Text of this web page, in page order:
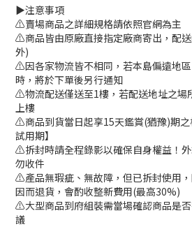
▶️注意事項
⚠️賣場商品之詳細規格請依照官網為主
⚠️商品皆由原廠直接指定廠商寄出，配
外)
⚠️因各家物流皆不相同，若本島偏遠地
時，將於下單後另行通知
⚠️物流配送僅送至1樓，若配送地址之場
上樓
⚠️商品到貨當日起享15天鑑賞(猶豫)期
試用期】
⚠️拆封時請全程錄影以確保自身權益！
勿收件
⚠️產品無瑕疵、無故障，但已拆封使用
因而退貨，會酌收整新費用(最高30%)
⚠️大型商品到府組裝需當場確認商品是
議